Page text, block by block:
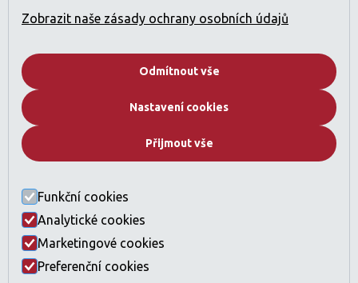
Licencovaná činnost: Zprostředkování nákupu a prodeje
nemovitostí
s požadavky regulací SAE).
Kdo jsme
Developeři
Právní ustanovení a GDPR
Licence a compliance
Nastavení cookies
Zobrazit naše zásady ochrany osobních údajů
Odmítnout vše
Nastavení cookies
Přijmout vše
Funkční cookies
Analytické cookies
Marketingové cookies
Preferenční cookies